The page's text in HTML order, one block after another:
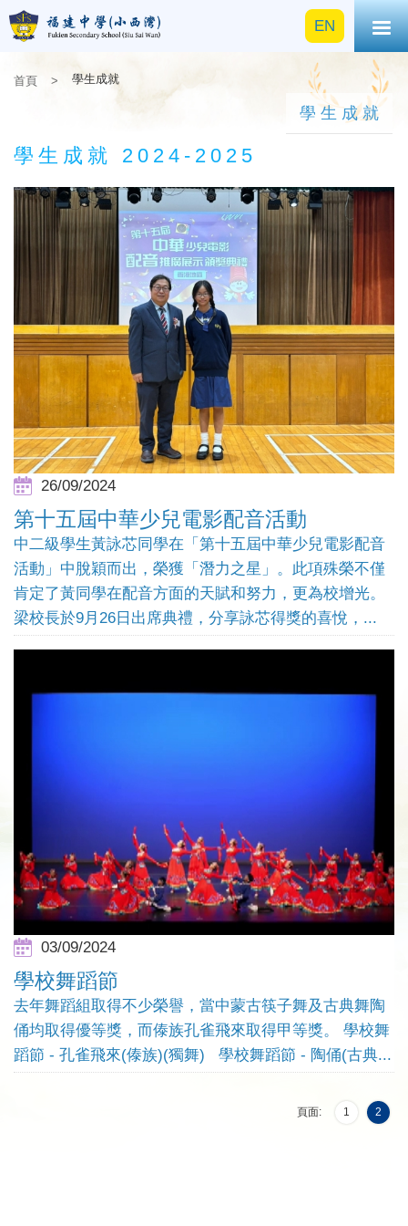
EN
首頁 > 學生成就
學生成就
學生成就 2024-2025
26/09/2024
第十五屆中華少兒電影配音活動
中二級學生黃詠芯同學在「第十五屆中華少兒電影配音
活動」中脫穎而出，榮獲「潛力之星」。此項殊榮不僅
肯定了黃同學在配音方面的天賦和努力，更為校增光。
梁校長於9月26日出席典禮，分享詠芯得獎的喜悅，...
03/09/2024
學校舞蹈節
去年舞蹈組取得不少榮譽，當中蒙古筷子舞及古典舞陶
俑均取得優等獎，而傣族孔雀飛來取得甲等獎。 學校舞
蹈節 - 孔雀飛來(傣族)(獨舞) 學校舞蹈節 - 陶俑(古典...
頁面: 1 2